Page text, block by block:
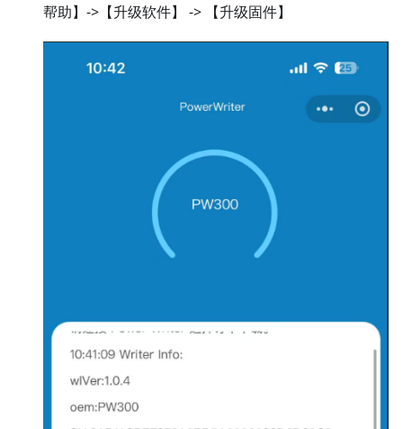
帮助】->【升级软件】 -> 【升级固件】